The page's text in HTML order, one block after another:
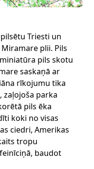
Triesti un
plii. Pils
pils skotu
saskaņā ar
rīkojumu tika
zaļojoša parka
pils ēka
koki no visas
ciedri, Amerikas
tropu
baudot